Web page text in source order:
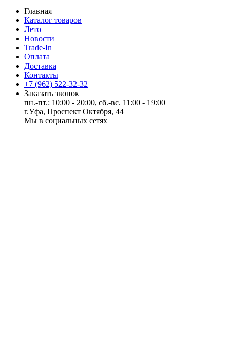
Главная
Каталог товаров
Лето
Новости
Trade-In
Оплата
Доставка
Контакты
+7 (962) 522-32-32
Заказать звонок
пн.-пт.: 10:00 - 20:00, сб.-вс. 11:00 - 19:00
г.Уфа, Проспект Октября, 44
Мы в социальных сетях